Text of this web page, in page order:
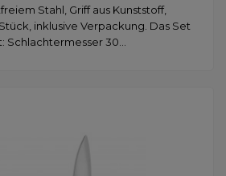
Stahl, Griff aus Kunststoff,
inklusive Verpackung. Das Set
Schlachtermesser 30...